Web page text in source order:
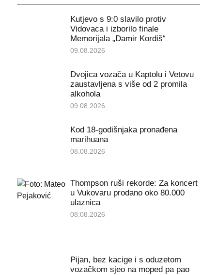
Kutjevo s 9:0 slavilo protiv
Vidovaca i izborilo finale
Memorijala „Damir Kordiš“
09.08.2026
Dvojica vozača u Kaptolu i Vetovu
zaustavljena s više od 2 promila
alkohola
09.08.2026
Kod 18-godišnjaka pronađena
marihuana
08.08.2026
Thompson ruši rekorde: Za koncert
u Vukovaru prodano oko 80.000
ulaznica
08.08.2026
Pijan, bez kacige i s oduzetom
vozačkom sjeo na moped pa pao